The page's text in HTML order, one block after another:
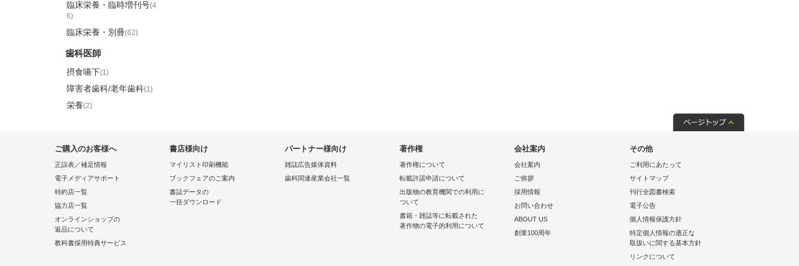
臨床栄養・臨時増刊号(4
6)
臨床栄養・別冊(62)
歯科医師
摂食嚥下(1)
障害者歯科/老年歯科(1)
栄養(2)
ご購入のお客様へ
正誤表／補足情報
電子メディアサポート
特約店一覧
協力店一覧
オンラインショップの
返品について
教科書採用特典サービス
書店様向け
マイリスト印刷機能
ブックフェアのご案内
書誌データの
一括ダウンロード
パートナー様向け
雑誌広告媒体資料
歯科関連産業会社一覧
著作権
著作権について
転載許諾申請について
出版物の教育機関での利用に
ついて
書籍・雑誌等に転載された
著作物の電子的利用について
会社案内
会社案内
ご挨拶
採用情報
お問い合わせ
ABOUT US
創業100周年
その他
ご利用にあたって
サイトマップ
刊行全図書検索
電子公告
個人情報保護方針
特定個人情報の適正な
取扱いに関する基本方針
リンクについて